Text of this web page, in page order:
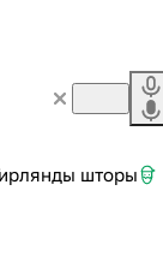
шторы